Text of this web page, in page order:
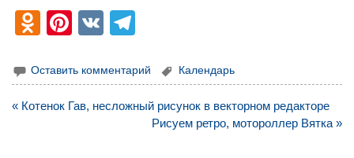
O
n
o
Pi
er
e
V
e
gr
Оставить комментарий Календарь
Навигация
« Котенок Гав, несложный рисунок в векторном редакторе
Рисуем ретро, мотороллер Вятка »